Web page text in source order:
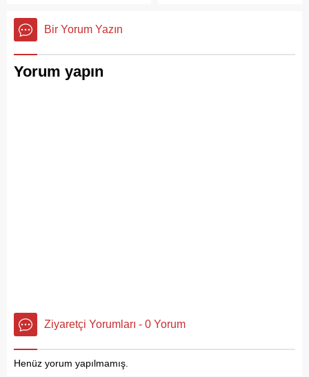
konforlu güvenli bir yaşam
Bir Yorum Yazın
Yorum yapın
Ziyaretçi Yorumları - 0 Yorum
Henüz yorum yapılmamış.